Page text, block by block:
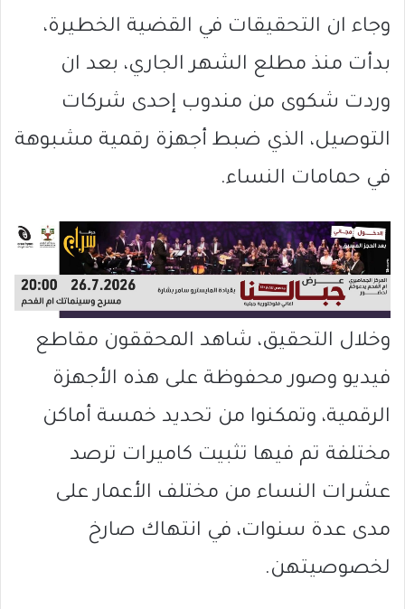
وجاء ان التحقيقات في القضية الخطيرة،
بدأت منذ مطلع الشهر الجاري، بعد ان
وردت شكوى من مندوب إحدى شركات
التوصيل، الذي ضبط أجهزة رقمية مشبوهة
في حمامات النساء.
وخلال التحقيق، شاهد المحققون مقاطع
فيديو وصور محفوظة على هذه الأجهزة
الرقمية، وتمكنوا من تحديد خمسة أماكن
مختلفة تم فيها تثبيت كاميرات ترصد
عشرات النساء من مختلف الأعمار على
مدى عدة سنوات، في انتهاك صارخ
لخصوصيتهن.